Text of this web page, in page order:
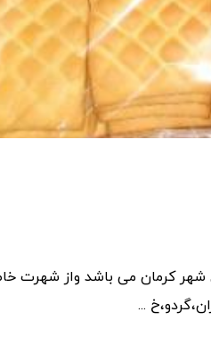
کرمان می باشد واز شهرت
...